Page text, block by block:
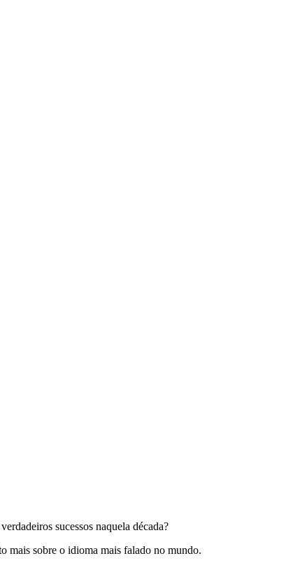
sucessos naquela década?
mais sobre o idioma mais falado no mundo.